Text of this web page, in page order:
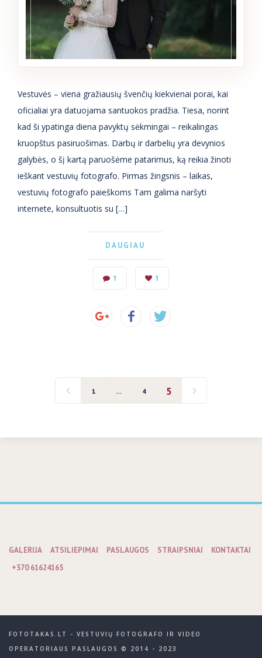
Vestuvės – viena gražiausių švenčių kiekvienai porai, kai
oficialiai yra datuojama santuokos pradžia. Tiesa, norint
kad ši ypatinga diena pavyktų sėkmingai – reikalingas
kruopštus pasiruošimas. Darbų ir darbelių yra devynios
galybės, o šį kartą paruošėme patarimus, ką reikia žinoti
ieškant vestuvių fotografo. Pirmas žingsnis – laikas,
vestuvių fotografo paieškoms Tam galima naršyti
internete, konsultuotis su […]
DAUGIAU
1 1
1 … 4 5
GALERIJA ATSILIEPIMAI PASLAUGOS STRAIPSNIAI
KONTAKTAI
+370 61624165
FOTOTAKAS.LT - VESTUVIŲ FOTOGRAFO IR VIDEO
OPERATORIAUS PASLAUGOS © 2014 - 2023